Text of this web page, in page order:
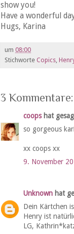
show you!
Have a wonderful
Hugs, Karina
um 08:00
Stichworte Copics,
3 Kommentare:
coopshat
so gorgeous
xx coops xx
9. November
Unknown hat
Dein Kärtchen
Henry ist
LG,